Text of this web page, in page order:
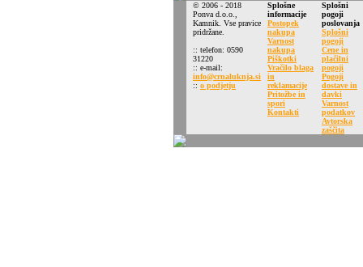
© 2006 - 2018
Ponva d.o.o.,
Kamnik. Vse pravice
pridržane.
:: telefon: 0590
31220
:: e-mail:
info@crnaluknja.si
:: o podjetju
Splošne
informacije
Postopek
nakupa
Varnost
nakupa
Piškotki
Vračilo blaga
in
reklamacije
Pritožbe in
spori
Kontakti
Splošni
pogoji
poslovanja
Splošni
pogoji
Cene in
plačilni
pogoji
Pogoji
dostave in
davki
Varnost
podatkov
Avtorska
zaščita